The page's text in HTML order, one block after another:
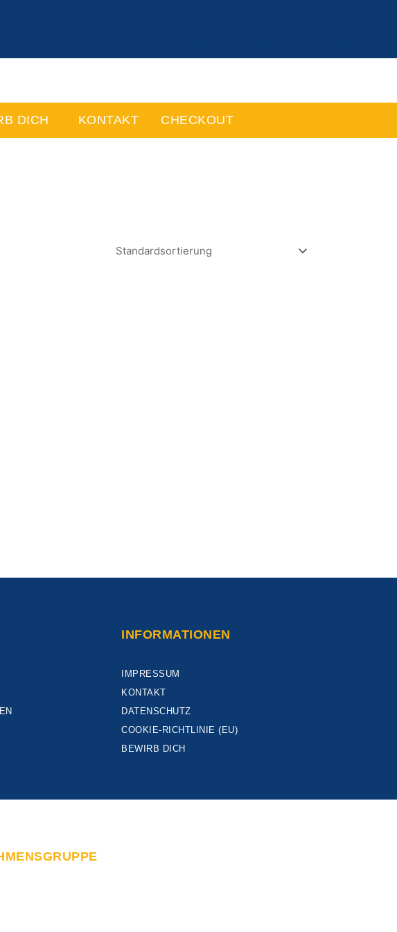
DICH KONTAKT CHECKOUT
INFORMATIONEN
IMPRESSUM
KONTAKT
DATENSCHUTZ
COOKIE-RICHTLINIE (EU)
BEWIRB DICH